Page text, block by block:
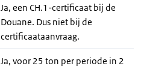
Ja, een CH.1-certificaat bij de
Douane. Dus niet bij de
certificaataanvraag.
Ja, voor 25 ton per periode in 2